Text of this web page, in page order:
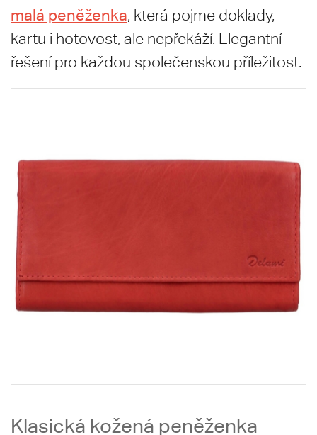
malá peněženka, která pojme doklady,
kartu i hotovost, ale nepřekáží. Elegantní
řešení pro každou společenskou příležitost.
Klasická kožená peněženka